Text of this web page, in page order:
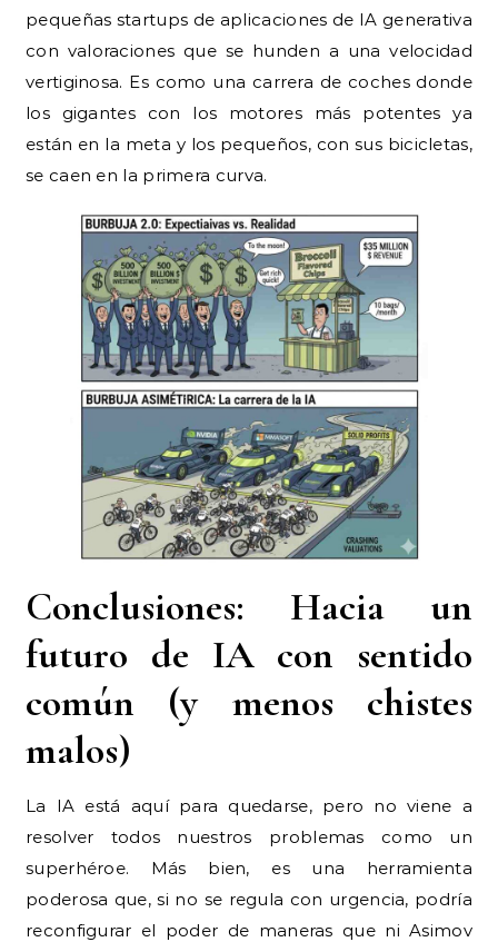
pequeñas startups de aplicaciones de IA generativa
con valoraciones que se hunden a una velocidad
vertiginosa. Es como una carrera de coches donde
los gigantes con los motores más potentes ya
están en la meta y los pequeños, con sus bicicletas,
se caen en la primera curva.
Conclusiones: Hacia un
futuro de IA con sentido
común (y menos chistes
malos)
La IA está aquí para quedarse, pero no viene a
resolver todos nuestros problemas como un
superhéroe. Más bien, es una herramienta
poderosa que, si no se regula con urgencia, podría
reconfigurar el poder de maneras que ni Asimov